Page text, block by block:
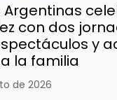
Argentinas
con dos
y
la familia
de 2026